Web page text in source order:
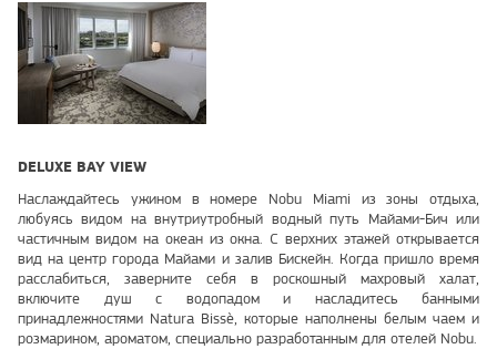
DELUXE BAY VIEW
Наслаждайтесь ужином в номере Nobu Miami из зоны отдыха,
любуясь видом на внутриутробный водный путь Майами-Бич или
частичным видом на океан из окна. С верхних этажей открывается
вид на центр города Майами и залив Бискейн. Когда пришло время
расслабиться, заверните себя в роскошный махровый халат,
включите душ с водопадом и насладитесь банными
принадлежностями Natura Bissè, которые наполнены белым чаем и
розмарином, ароматом, специально разработанным для отелей Nobu.